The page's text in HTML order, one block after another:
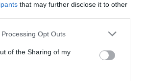
that may further disclose it to other
Opt Outs
of the Sharing of my